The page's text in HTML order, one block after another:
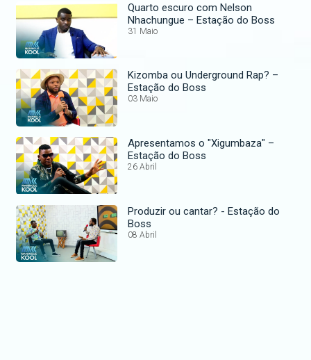
Quarto escuro com Nelson
Nhachungue – Estação do Boss
31 Maio
Kizomba ou Underground Rap? –
Estação do Boss
03 Maio
Apresentamos o "Xigumbaza" –
Estação do Boss
26 Abril
Produzir ou cantar? - Estação do
Boss
08 Abril